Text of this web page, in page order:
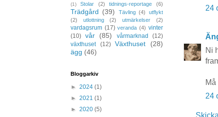
24
Ni
24
(1)
Stolar (2) tidnings-reportage (6)
Trädgård (39) Tävling (4)
utflykt
(2)
utlottning (2) utmärkelser (2)
vardagsrum (17) veranda (4) vinter
(10) vår (85) vårmarknad
(12)
växthuset
(12) Växthuset
(28)
ägg (46)
Bloggarkiv
► 2024 (1)
► 2021 (1)
► 2020 (5)